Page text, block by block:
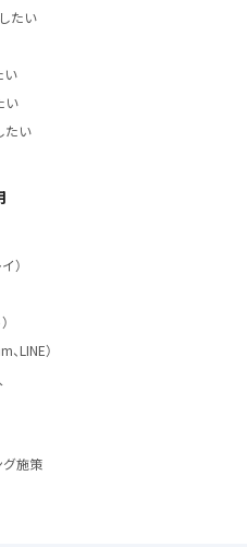
たい
い
い
たい
）
LINE）
施策